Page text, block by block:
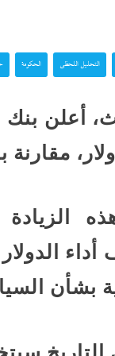
الجيش السوداني
عسكرية وصناديق
روسية الصنع...
التعاطف مع الضحية
محاميات مشهورات
لـ”إندكس” سر...
التحليل اللحظي الحكومة
أعلن
بشأن